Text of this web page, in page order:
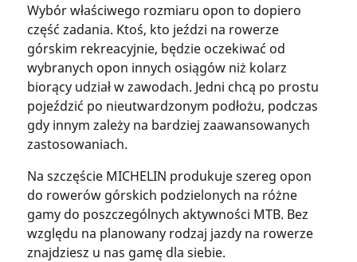
Wybór właściwego rozmiaru opon to dopiero
część zadania. Ktoś, kto jeździ na rowerze
górskim rekreacyjnie, będzie oczekiwać od
wybranych opon innych osiągów niż kolarz
biorący udział w zawodach. Jedni chcą po prostu
pojeździć po nieutwardzonym podłożu, podczas
gdy innym zależy na bardziej zaawansowanych
zastosowaniach.
Na szczęście MICHELIN produkuje szereg opon
do rowerów górskich podzielonych na różne
gamy do poszczególnych aktywności MTB. Bez
względu na planowany rodzaj jazdy na rowerze
znajdziesz u nas gamę dla siebie.